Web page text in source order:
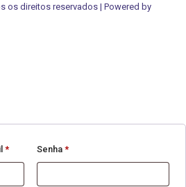
os direitos reservados | Powered by
* Senha*